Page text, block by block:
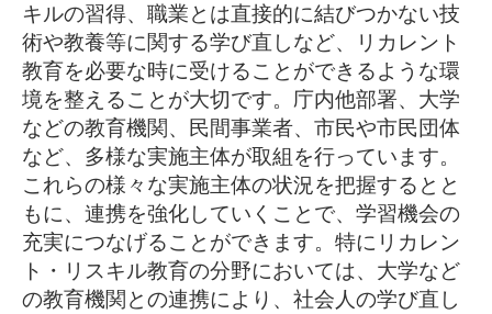
キルの習得、職業とは直接的に結びつかない技
術や教養等に関する学び直しなど、リカレント
教育を必要な時に受けることができるような環
境を整えることが大切です。庁内他部署、大学
などの教育機関、民間事業者、 市民や市民団体
など、多様な実施主体が取組を行っています。
これらの様々な実施主体の状況を把握するとと
もに、連携を強化してい くことで、学習機会の
充実につなげることができます。 特にリカレン
ト・リスキル教育の分野においては、大学など
の教育機関との連携により、社会人の学び直し